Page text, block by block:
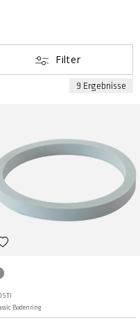
Filter
9 Ergebnisse
Bodenring